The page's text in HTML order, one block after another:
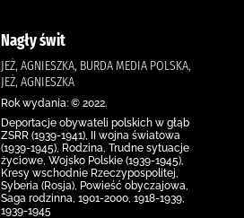
Nagły świt
JEŻ, AGNIESZKA, BURDA MEDIA POLSKA,
JEŻ, AGNIESZKA
Rok wydania: © 2022.
Deportacje obywateli polskich w głąb
ZSRR (1939-1941), II wojna światowa
(1939-1945), Rodzina, Trudne sytuacje
życiowe, Wojsko Polskie (1939-1945),
Kresy wschodnie Rzeczypospolitej,
Syberia (Rosja), Powieść obyczajowa,
Saga rodzinna, 1901-2000, 1918-1939,
1939-1945